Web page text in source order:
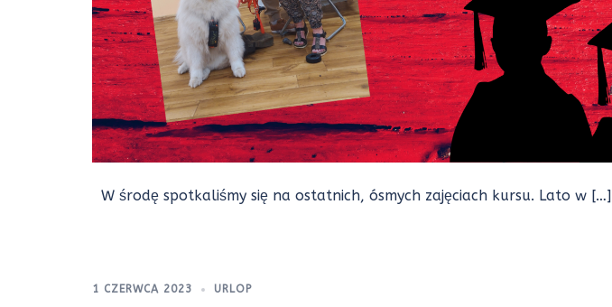
W środę spotkaliśmy się na ostatnich, ósmych zajęciach kursu. Lato w […]
1 CZERWCA 2023 URLOP